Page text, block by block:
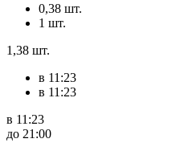
0,38 шт.
1 шт.
1,38 шт.
в 11:23
в 11:23
в 11:23
до 21:00